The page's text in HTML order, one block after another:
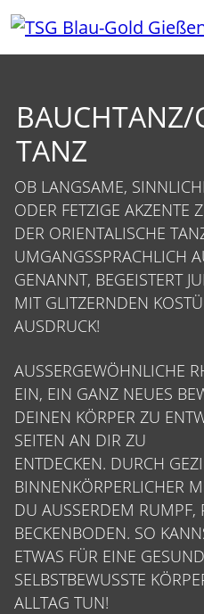
Direkt zur Hauptnavigation
Direkt zum Inhalt springen
BAUCHTANZ/
TANZ
OB LANGSAME,
ODER FETZIGE AKZENTE
DER ORIENTALISCHE
UMGANGSSPRACHLICH
GENANNT, BEGEISTERT
MIT GLITZERNDEN
AUSDRUCK!
AUSSERGEWÖHNLICHE
IN, EIN GANZ NEUES
EINEN KÖRPER ZU
EITEN AN DIR ZU E
NTDECKEN. DURCH
INNENKÖRPERLICHER
U AUSSERDEM RUMPF,
CKENBODEN. SO
WAS FÜR EINE GESUNDE
LBSTBEWUSSTE
LTAG TUN!